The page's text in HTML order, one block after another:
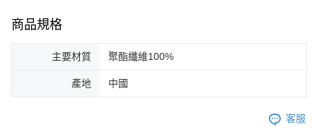
商品規格
主要材質 聚酯纖維100%
產地 中國
客服